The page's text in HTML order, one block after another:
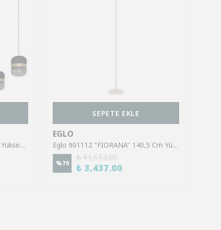
Eglo 39921 "SINSIGA" 150 Cm Yüksekliğinde Çelik Siyah Sarkıt Avize
SEPETE EKLE
EGLO
Eglo 901112 "FIORANA" 140,5 Cm Yüksekliğinde Çelik Köşe Lambası Lambader
%70
₺ 11,513.00
₺ 3,437.00